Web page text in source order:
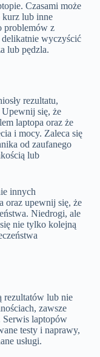
Czasami może
kurz lub inne
problemów z
wyczyścić
lub pędzla.
rezultatu,
się, że
laptopa oraz że
i mocy. Zaleca się
od zaufanego
lub
innych
oraz upewnij się, że
Niedrogi, ale
nie tylko kolejną
rezultatów lub nie
zawsze
Serwis laptopów
testy i naprawy,
usługi.